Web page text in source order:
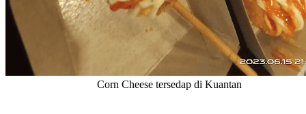
Corn Cheese tersedap di Kuantan